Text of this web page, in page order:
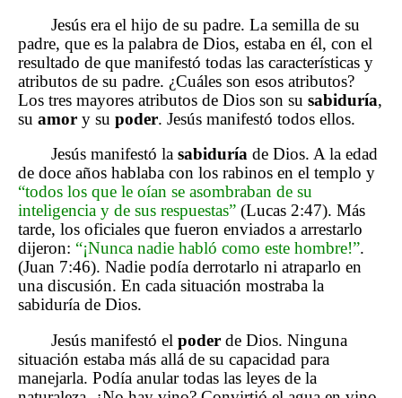
Jesús era el hijo de su padre. La semilla de su
padre, que es la palabra de Dios, estaba en él, con el
resultado de que manifestó todas las características y
atributos de su padre. ¿Cuáles son esos atributos?
Los tres mayores atributos de Dios son su sabiduría,
su amor y su poder. Jesús manifestó todos ellos.
Jesús manifestó lasabiduría de Dios. A la edad
de doce años hablaba con los rabinos en el templo y
“todos los que le oían se asombraban de su
inteligencia y de sus respuestas” (Lucas 2:47). Más
tarde, los oficiales que fueron enviados a arrestarlo
dijeron: “¡Nunca nadie habló como este hombre!”.
(Juan 7:46). Nadie podía derrotarlo ni atraparlo en
una discusión. En cada situación mostraba la
sabiduría de Dios.
Jesús manifestó elpoder de Dios. Ninguna
situación estaba más allá de su capacidad para
manejarla. Podía anular todas las leyes de la